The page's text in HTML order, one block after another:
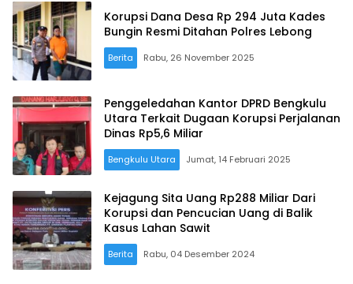
Korupsi Dana Desa Rp 294 Juta Kades
Bungin Resmi Ditahan Polres Lebong
Berita Rabu, 26 November 2025
Penggeledahan Kantor DPRD Bengkulu
Utara Terkait Dugaan Korupsi Perjalanan
Dinas Rp5,6 Miliar
Bengkulu Utara Jumat, 14 Februari 2025
Kejagung Sita Uang Rp288 Miliar Dari
Korupsi dan Pencucian Uang di Balik
Kasus Lahan Sawit
Berita Rabu, 04 Desember 2024